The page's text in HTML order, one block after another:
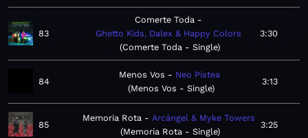
83
Comerte Toda
Ghetto Kids, Dalex & Happy Colors
Comerte Toda - Single
3:30
84
Menos Vos
Neo Pistea
Menos Vos - Single
3:13
85
Memoria Rota
Arcángel & Myke Towers
Memoria Rota - Single
3:25